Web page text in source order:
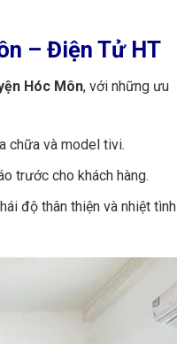
– Điện Tử HT
Hóc Môn, với những ưu
chữa và model tivi.
trước cho khách hàng.
độ thân thiện và nhiệt tình